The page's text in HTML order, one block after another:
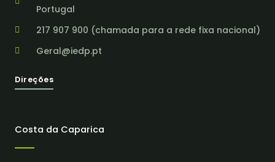
Portugal
217 907 900 (chamada para a rede fixa nacional)
Geral@iedp.pt
Direções
Costa da Caparica